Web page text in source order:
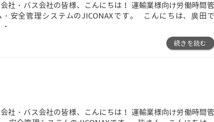
社・バス会社の皆様、こんにちは！ 運輸業様向け労働時間
・安全管理システムのJICONAXです。 こんにちは、廣田で
続きを読む
社・バス会社の皆様、こんにちは！ 運輸業様向け労働時間